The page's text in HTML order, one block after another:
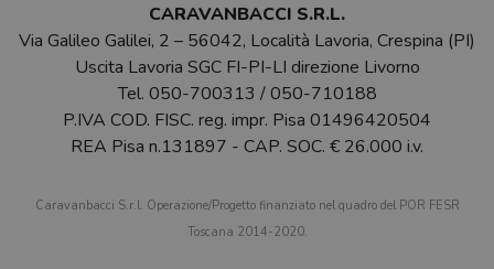
CARAVANBACCI S.R.L.
Via Galileo Galilei, 2 – 56042, Località Lavoria, Crespina (PI)
Uscita Lavoria SGC FI-PI-LI direzione Livorno
Tel. 050-700313 /050-710188
P.IVA COD. FISC. reg. impr. Pisa 01496420504
REA Pisa n.131897 - CAP. SOC. € 26.000 i.v.
Caravanbacci S.r.l. Operazione/Progetto finanziato nel quadro del POR FESR
Toscana 2014-2020.